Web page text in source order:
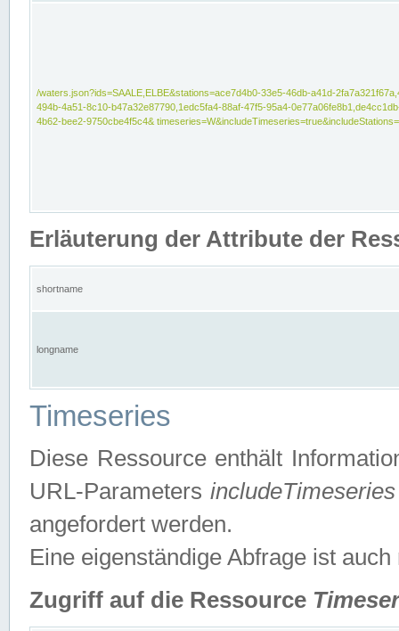
/waters.json?ids=SAALE,ELBE&stations=ace7d4b0-33e5-46db-a41d-
494b-4a51-8c10-b47a32e87790,1edc5fa4-88af-47f5-95a4-
4b62-bee2-9750cbe4f5c4&
Erläuterung der Attribute der
shortname
longname
Timeseries
Diese Ressource enthält
URL-ParametersincludeTimeseries
angefordert werden.
Eine eigenständige Abfrage ist auch
Zugriff auf die Ressource